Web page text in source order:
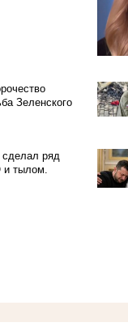
Зеленского
ряд
тылом.